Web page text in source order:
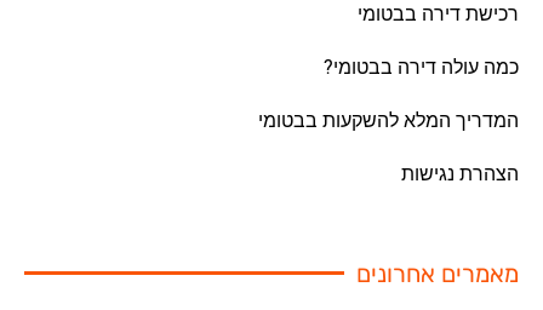
רכישת דירה בבטומי
כמה עולה דירה בבטומי?
המדריך המלא להשקעות בבטומי
הצהרת נגישות
מאמרים אחרונים